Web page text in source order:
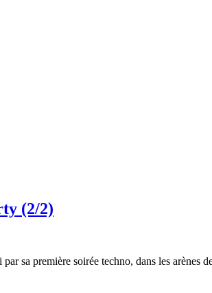
(2/2)
sa première soirée techno, dans les